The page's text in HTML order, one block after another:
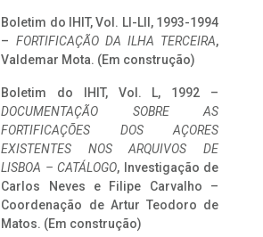
Boletim do IHIT, Vol. LI-LII, 1993-1994
– FORTIFICAÇÃO DA ILHA TERCEIRA,
Valdemar Mota. (Em construção)
Boletim do IHIT, Vol. L, 1992 –
DOCUMENTAÇÃO SOBRE AS
FORTIFICAÇÕES DOS AÇORES
EXISTENTES NOS ARQUIVOS DE
LISBOA – CATÁLOGO, Investigação de
Carlos Neves e Filipe Carvalho –
Coordenação de Artur Teodoro de
Matos. (Em construção)